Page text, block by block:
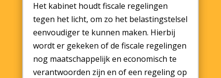
Het kabinet houdt fiscale regelingen
tegen het licht, om zo het belastingstelsel
eenvoudiger te kunnen maken. Hierbij
wordt er gekeken of de fiscale regelingen
nog maatschappelijk en economisch te
verantwoorden zijn en of een regeling op